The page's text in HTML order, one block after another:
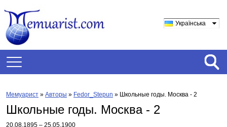
Українська
Мемуарист » Авторы » Fedor_Stepun » Школьные годы. Москва - 2
Школьные годы. Москва - 2
20.08.1895 – 25.05.1900